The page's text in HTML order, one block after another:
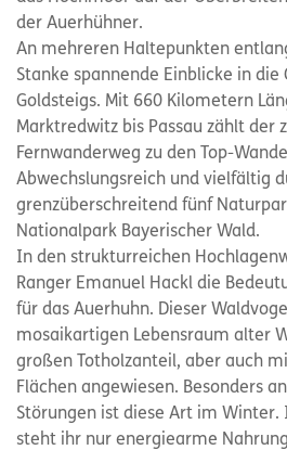
der Auerhühner.
An mehreren Haltepunkten
Stanke spannende Einblicke in die
Goldsteigs. Mit 660 Kilometern
Marktredwitz bis Passau zählt der
Fernwanderweg zu den Top-
Abwechslungsreich und vielfältig
grenzüberschreitend fünf
Nationalpark Bayerischer Wald.
In den strukturreichen
Ranger Emanuel Hackl die
für das Auerhuhn. Dieser
mosaikartigen Lebensraum alter
großen Totholzanteil, aber auch
Flächen angewiesen. Besonders
Störungen ist diese Art im Winter.
steht ihr nur energiearme